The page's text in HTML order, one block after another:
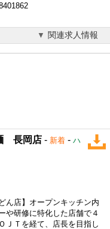
関連求人情報
長岡店 - 新着 - ハ
ん店】オープンキッチン内
や研修に特化した店舗で４
ＪＴを経て、店長を目指し